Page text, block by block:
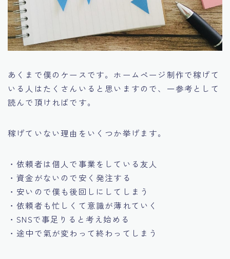
あくまで僕のケースです。ホームページ制作で稼げて
いる人はたくさんいると思いますので、一参考として
読んで頂ければです。
稼げていない理由をいくつか挙げます。
・依頼者は個人で事業をしている友人
・資金がないので安く発注する
・安いので僕も後回しにしてしまう
・依頼者も忙しくて意識が薄れていく
・SNSで事足りると考え始める
・途中で氣が変わって終わってしまう